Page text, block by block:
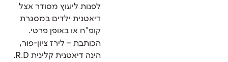
לפנות ליעוץ מסודר אצל
דיאטנית ילדים במסגרת
קופ"ח או באופן פרטי.
הכותבת – לירז ציון-פור,
הינה דיאטנית קלינית R.D.